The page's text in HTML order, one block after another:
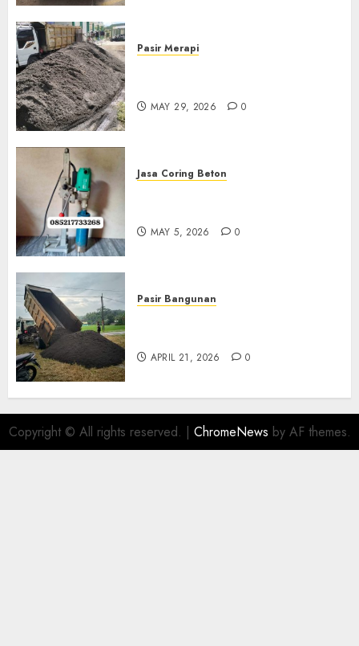
Pasir Merapi
MAY 29, 2026 0
Jasa Coring Beton
MAY 5, 2026 0
Pasir Bangunan
APRIL 21, 2026 0
Copyright © All rights reserved. | ChromeNews by AF themes.